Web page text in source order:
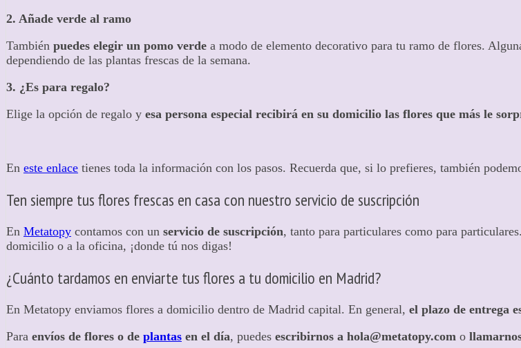
2. Añade verde al ramo
También puedes elegir un pomo verde a modo de elemento decorativo para tu ramo de flores.
dependiendo de las plantas frescas de la semana.
3. ¿Es para regalo?
Elige la opción de regalo y esa persona especial recibirá en su domicilio las flores que más le
En este enlace tienes toda la información con los pasos. Recuerda que, si lo prefieres, también
Ten siempre tus flores frescas en casa con nuestro servicio de suscripción
En Metatopy contamos con un servicio de suscripción, tanto para particulares como para
domicilio o a la oficina, ¡donde tú nos digas!
¿Cuánto tardamos en enviarte tus flores a tu domicilio en Madrid?
En Metatopy enviamos flores a domicilio dentro de Madrid capital. En general, el plazo de entrega
Para envíos de flores o de plantas en el día, puedes escribirnos a hola@metatopy.com o